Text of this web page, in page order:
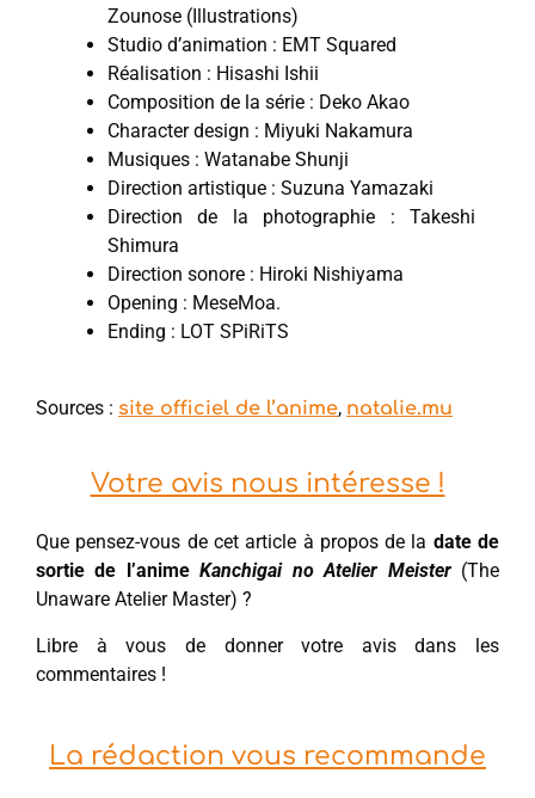
Zounose (Illustrations)
Studio d’animation : EMT Squared
Réalisation : Hisashi Ishii
Composition de la série : Deko Akao
Character design : Miyuki Nakamura
Musiques : Watanabe Shunji
Direction artistique : Suzuna Yamazaki
Direction de la photographie : Takeshi
Shimura
Direction sonore : Hiroki Nishiyama
Opening : MeseMoa.
Ending : LOT SPiRiTS
Sources : site officiel de l’anime, natalie.mu
Votre avis nous intéresse !
Que pensez-vous de cet article à propos de la date de
sortie de l’animeKanchigai no Atelier Meister (The
Unaware Atelier Master) ?
Libre à vous de donner votre avis dans les
commentaires !
La rédaction vous recommande